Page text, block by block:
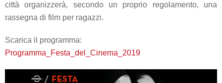
città organizzerà, secondo un proprio regolamento, una
rassegna di film per ragazzi.
Scarica il programma:
Programma_Festa_del_Cinema_2019